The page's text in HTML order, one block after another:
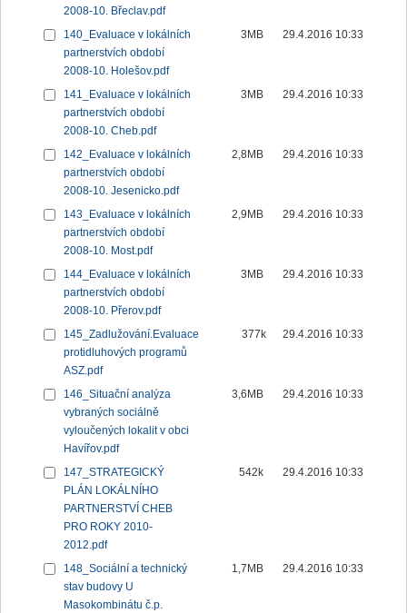
2008-10. Břeclav.pdf
140_Evaluace v lokálních
partnerstvích období
2008-10. Holešov.pdf
3MB 29.4.2016 10:33
141_Evaluace v lokálních
partnerstvích období
2008-10. Cheb.pdf
3MB 29.4.2016 10:33
142_Evaluace v lokálních
partnerstvích období
2008-10. Jesenicko.pdf
2,8MB 29.4.2016 10:33
143_Evaluace v lokálních
partnerstvích období
2008-10. Most.pdf
2,9MB 29.4.2016 10:33
144_Evaluace v lokálních
partnerstvích období
2008-10. Přerov.pdf
3MB 29.4.2016 10:33
145_Zadlužování.Evaluace
protidluhových programů
ASZ.pdf
377k 29.4.2016 10:33
146_Situační analýza
vybraných sociálně
vyloučených lokalit v obci
Havířov.pdf
3,6MB 29.4.2016 10:33
147_STRATEGICKÝ
PLÁN LOKÁLNÍHO
PARTNERSTVÍ CHEB
PRO ROKY 2010-
2012.pdf
542k 29.4.2016 10:33
148_Sociální a technický
stav budovy U
Masokombinátu č.p.
1,7MB 29.4.2016 10:33